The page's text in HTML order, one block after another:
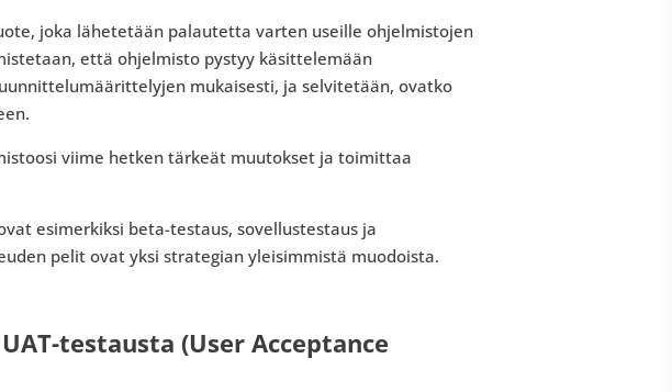
joka lähetetään palautetta varten useille ohjelmistojen
että ohjelmisto pystyy käsittelemään
mukaisesti, ja selvitetään, ovatko
viime hetken tärkeät muutokset ja toimittaa
esimerkiksi beta-testaus, sovellustestaus ja
pelit ovat yksi strategian yleisimmistä muodoista.
testausta (User Acceptance